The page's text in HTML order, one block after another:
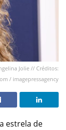
Jolie // Créditos:
/ imagepressagency
estrela de